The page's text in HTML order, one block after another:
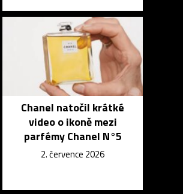
Chanel natočil krátké
video o ikoně mezi
parfémy Chanel N°5
2. července 2026